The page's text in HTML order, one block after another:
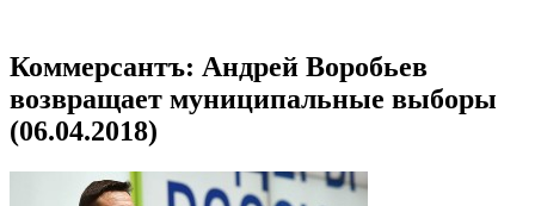
Коммерсантъ: Андрей Воробьев
возвращает муниципальные выборы
(06.04.2018)